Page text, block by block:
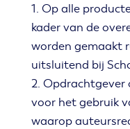
1. Op alle
kader van de
worden gemaakt
uitsluitend bij
2.
voor het gebruik
waarop